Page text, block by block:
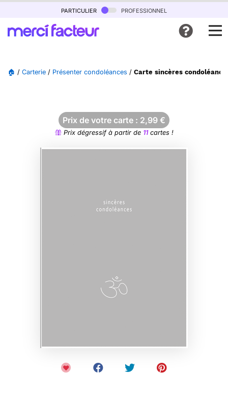
particulier professionnel
🏠 / Carterie / Présenter condoléances / Carte sincères
Prix de votre carte : 2,99 €
Prix dégressif à partir de 11cartes !